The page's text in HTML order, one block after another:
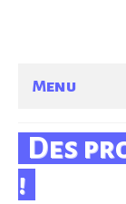
Menu
Des
!